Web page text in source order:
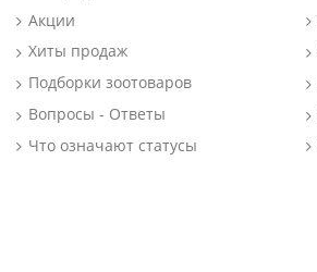
Акции
Хиты продаж
Подборки зоотоваров
Вопросы - Ответы
Что означают статусы